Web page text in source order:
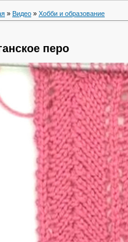
» Видео » Хобби и образование
перо